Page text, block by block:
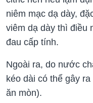
niêm mạc dạ dày,
viêm dạ dày thì điều
đau cấp tính.
Ngoài ra, do nước
kéo dài có thể gây
ăn mòn).